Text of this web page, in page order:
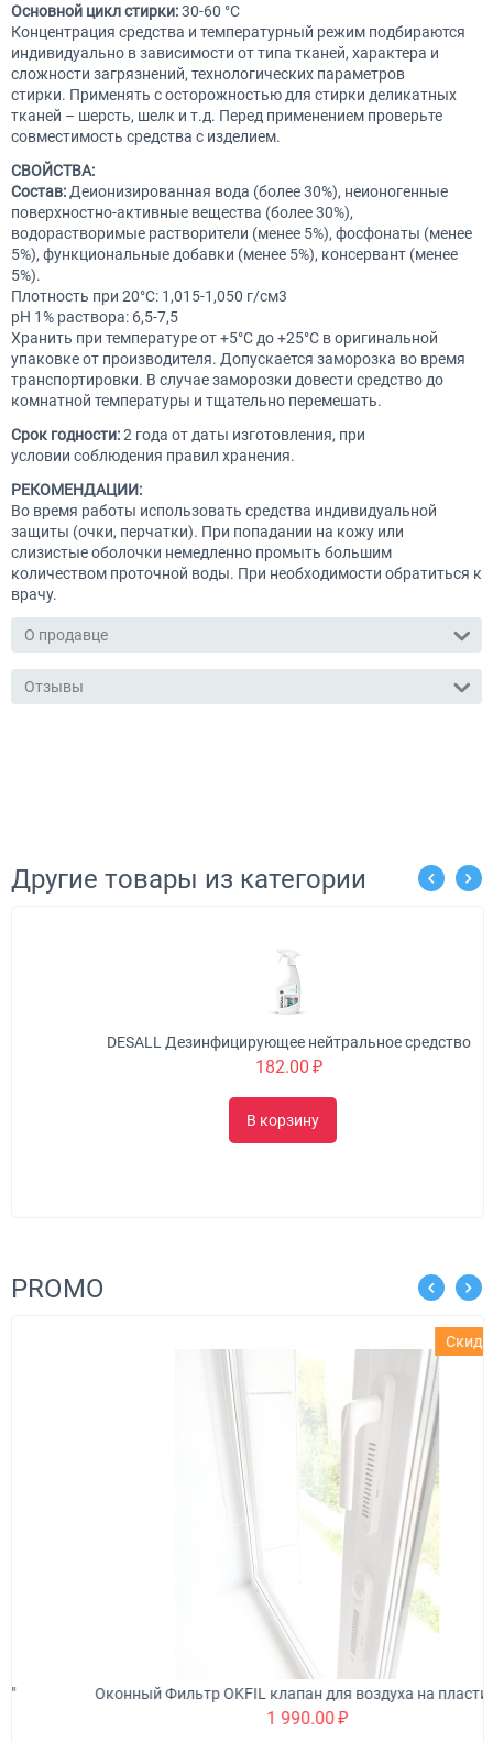
Основной цикл стирки:30-60 °C
Концентрация средства и температурный режим подбираются
индивидуально в зависимости от типа тканей, характера и
сложности загрязнений, технологических параметров
стирки. Применять с осторожностью для стирки деликатных
тканей – шерсть, шелк и т.д. Перед применением проверьте
совместимость средства с изделием.
СВОЙСТВА:
Состав: Деионизированная вода (более 30%), неионогенные
поверхностно-активные вещества (более 30%),
водорастворимые растворители (менее 5%), фосфонаты (менее
5%), функциональные добавки (менее 5%), консервант (менее
5%).
Плотность при 20°C: 1,015-1,050 г/см3
pH 1% раствора: 6,5-7,5
Хранить при температуре от +5°C до +25°C в оригинальной
упаковке от производителя. Допускается заморозка во время
транспортировки. В случае заморозки довести средство до
комнатной температуры и тщательно перемешать.
Срок годности:2 года от даты изготовления, при
условии соблюдения правил хранения.
РЕКОМЕНДАЦИИ:
Во время работы использовать средства индивидуальной
защиты (очки, перчатки). При попадании на кожу или
слизистые оболочки немедленно промыть большим
количеством проточной воды. При необходимости обратиться к
врачу.
О продавце
Отзывы
Другие товары из категории
DESALL Дезинфицирующее нейтральное средство
182.00₽
В корзину
PROMO
Скидка 34%
Оконный Фильтр OKFIL клапан для воздуха на пластиковые окна
1 990.00 ₽